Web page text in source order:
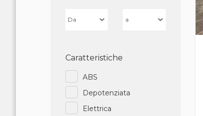
Caratteristiche
ABS
Depotenziata
Elettrica